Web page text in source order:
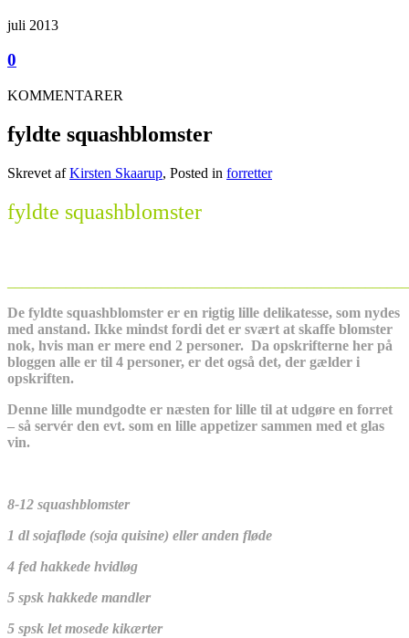
juli 2013
0
KOMMENTARER
fyldte squashblomster
Skrevet afKirsten Skaarup, Posted in forretter
fyldte squashblomster
De fyldte squashblomster er en rigtig lille delikatesse, som nydes
med anstand. Ikke mindst fordi det er svært at skaffe blomster
nok, hvis man er mere end 2 personer. Da opskrifterne her på
bloggen alle er til 4 personer, er det også det, der gælder i
opskriften.
Denne lille mundgodte er næsten for lille til at udgøre en forret
– så servér den evt. som en lille appetizer sammen med et glas
vin.
8-12 squashblomster
1 dl sojafløde (soja quisine) eller anden fløde
4 fed hakkede hvidløg
5 spsk hakkede mandler
5 spsk let mosede kikærter